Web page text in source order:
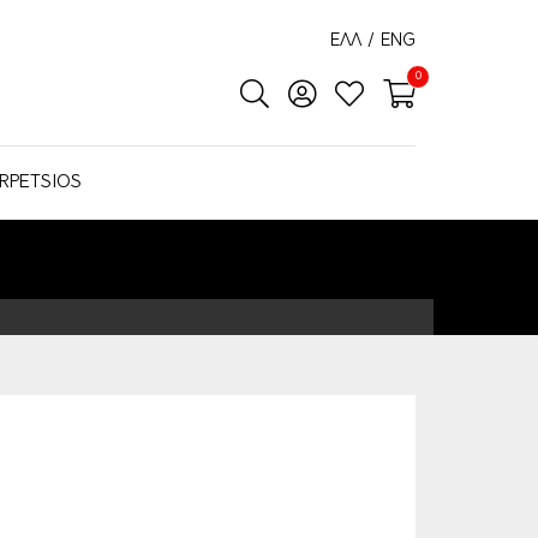
ΕΛΛ / ENG
0